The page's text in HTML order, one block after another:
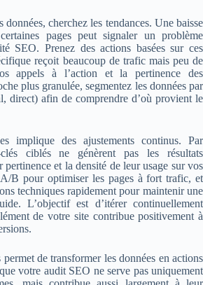
cherchez les tendances. Une baisse
pages peut signaler un problème
SEO. Prenez des actions basées sur ces
reçoit beaucoup de trafic mais peu de
appels à l’action et la pertinence des
plus granulée, segmentez les données par
direct) afin de comprendre d’où provient le
implique des ajustements continus. Par
ciblés ne génèrent pas les résultats
pertinence et la densité de leur usage sur vos
B pour optimiser les pages à fort trafic, et
techniques rapidement pour maintenir une
L’objectif est d’itérer continuellement
de votre site contribue positivement à
de transformer les données en actions
votre audit SEO ne serve pas uniquement